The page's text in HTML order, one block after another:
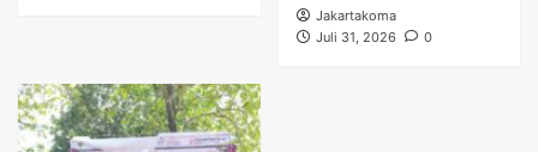
Jakartakoma
Juli 31, 2026
0